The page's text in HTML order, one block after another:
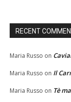
RECENT
Maria Russo on
Maria Russo on Il
Maria Russo on Tè